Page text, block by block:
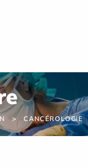
CANCÉROLOGIE